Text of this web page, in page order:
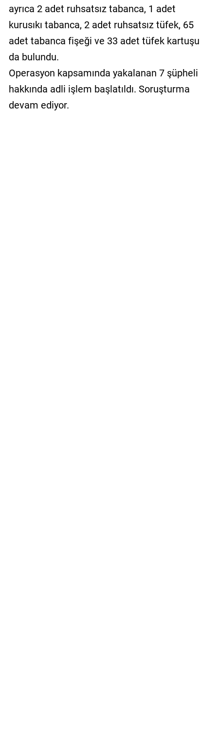
ayrıca 2 adet ruhsatsız tabanca, 1 adet
kurusıkı tabanca, 2 adet ruhsatsız tüfek, 65
adet tabanca fişeği ve 33 adet tüfek kartuşu
da bulundu.
Operasyon kapsamında yakalanan 7 şüpheli
hakkında adli işlem başlatıldı. Soruşturma
devam ediyor.